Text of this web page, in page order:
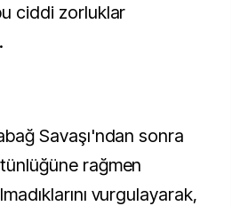
ciddi zorluklar
Savaşı'ndan sonra
rağmen
vurgulayarak,